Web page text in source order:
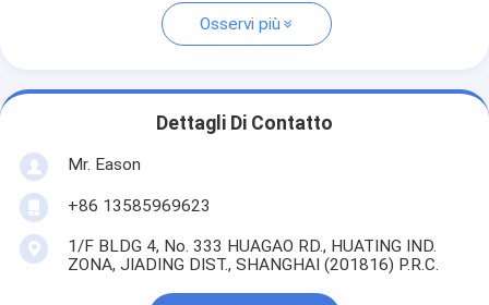
Osservi più
Dettagli Di Contatto
Mr. Eason
+86 13585969623
1/F BLDG 4, No. 333 HUAGAO RD., HUATING IND.
ZONA, JIADING DIST., SHANGHAI (201816) P.R.C.